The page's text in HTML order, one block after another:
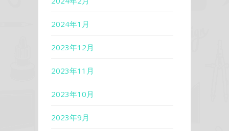
2024年1月
2023年12月
2023年11月
2023年10月
2023年9月